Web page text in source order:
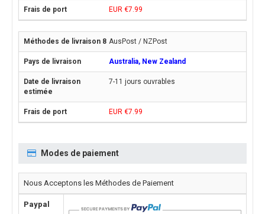
EUR €7.99
AusPost / NZPost
Australia, New Zealand
7-11 jours ouvrables
EUR €7.99
Modes de paiement
Nous Acceptons les Méthodes de Paiement
Paypal